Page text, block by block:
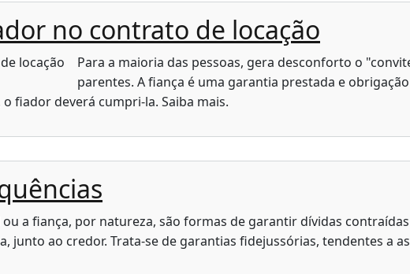
no contrato de locação
Para a maioria das pessoas, gera desconforto o
parentes. A fiança é uma garantia prestada e
fiador deverá cumpri-la. Saiba mais.
ou a fiança, por natureza, são formas de garantir dívidas
junto ao credor. Trata-se de garantias fidejussórias, tendentes a